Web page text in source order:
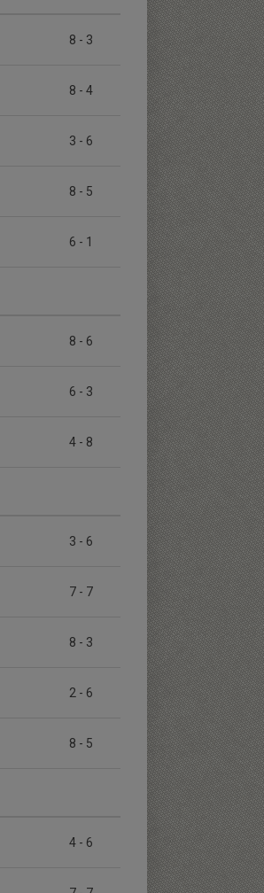
8 - 3
8 - 4
3 - 6
8 - 5
6 - 1
8 - 6
6 - 3
4 - 8
3 - 6
7 - 7
8 - 3
2 - 6
8 - 5
4 - 6